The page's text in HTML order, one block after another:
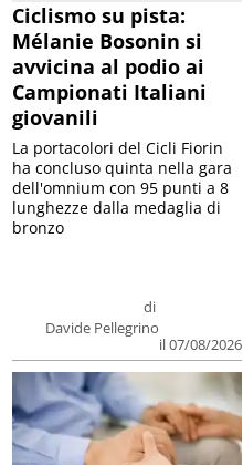
Ciclismo su pista:
Mélanie Bosonin si
avvicina al podio ai
Campionati Italiani
giovanili
di
Davide Pellegrino
il 07/08/2026
La portacolori del Cicli Fiorin
ha concluso quinta nella gara
dell'omnium con 95 punti a 8
lunghezze dalla medaglia di
bronzo